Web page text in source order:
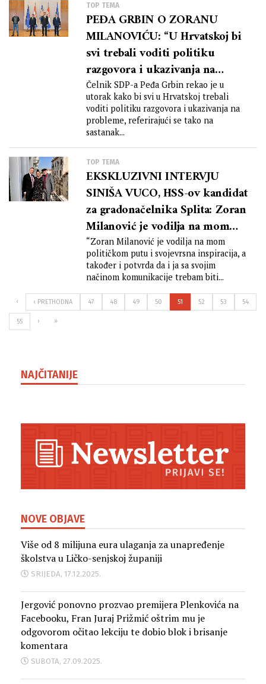
TOP TEMA
PEĐA GRBIN O ZORANU
MILANOVIĆU: “U Hrvatskoj bi
svi trebali voditi politiku
razgovora i ukazivanja na
probleme”
Čelnik SDP-a Peđa Grbin rekao je u
utorak kako bi svi u Hrvatskoj trebali
voditi politiku razgovora i ukazivanja na
probleme, referirajući se tako na
sastanak...
TOP TEMA
EKSKLUZIVNI INTERVJU
SINIŠA VUCO, HSS-ov kandidat
za gradonačelnika Splita: Zoran
Milanović je vodilja na mom
političkom putu i svojevrsna
inspiracija
“Zoran Milanović je vodilja na mom
političkom putu i svojevrsna inspiracija, a
također i potvrda da i ja sa svojim
načinom komunikacije trebam biti...
‹ ‹ PRETHODNA 47 48 49 50 51 52 53 54
55 › »
NAJČITANIJE
NOVE OBJAVE
Više od 8 milijuna eura ulaganja za unapređenje
školstva u Ličko-senjskoj županiji
SRIJEDA, 17.12.2025.
Jergović ponovno prozvao premijera Plenkovića na
Facebooku, Fran Juraj Prižmić oštrim mu je
odgovorom očitao lekciju te dobio blok i brisanje
komentara
SUBOTA, 27.09.2025.